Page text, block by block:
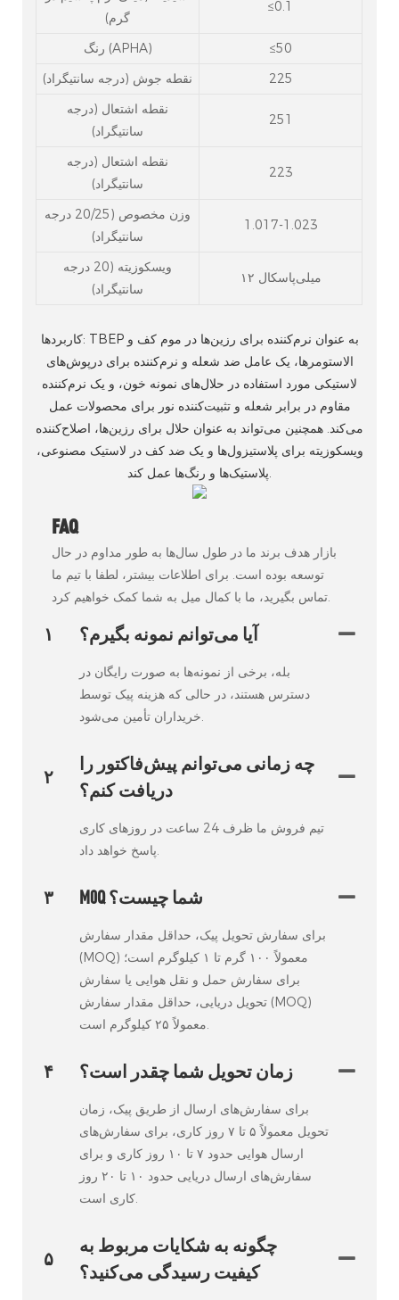
گرم)
≤0.1
رنگ (APHA)
≤50
نقطه جوش (درجه سانتیگراد)
225
نقطه اشتعال (درجه
سانتیگراد)
251
نقطه اشتعال (درجه
سانتیگراد)
223
وزن مخصوص (20/25 درجه
سانتیگراد)
1.017-1.023
ویسکوزیته (20 درجه
سانتیگراد)
۱۲ میلی‌پاسکال
کاربردها: TBEP به عنوان نرم‌کننده برای رزین‌ها در موم کف و
الاستومرها، یک عامل ضد شعله و نرم‌کننده برای درپوش‌های
لاستیکی مورد استفاده در حلال‌های نمونه خون، و یک نرم‌کننده
مقاوم در برابر شعله و تثبیت‌کننده نور برای محصولات عمل
می‌کند. همچنین می‌تواند به عنوان حلال برای رزین‌ها، اصلاح‌کننده
ویسکوزیته برای پلاستیزول‌ها و یک ضد کف در لاستیک مصنوعی،
پلاستیک‌ها و رنگ‌ها عمل کند.
FAQ
بازار هدف برند ما در طول سال‌ها به طور مداوم در حال
توسعه بوده است. برای اطلاعات بیشتر، لطفا با تیم ما
تماس بگیرید، ما با کمال میل به شما کمک خواهیم کرد.
۱ آیا می‌توانم نمونه بگیرم؟
بله، برخی از نمونه‌ها به صورت رایگان در
دسترس هستند، در حالی که هزینه پیک توسط
خریداران تأمین می‌شود.
۲
چه زمانی می‌توانم پیش‌فاکتور را
دریافت کنم؟
تیم فروش ما ظرف 24 ساعت در روزهای کاری
پاسخ خواهد داد.
۳ M0Q شما چیست؟
برای سفارش تحویل پیک، حداقل مقدار سفارش
(MOQ) معمولاً ۱۰۰ گرم تا ۱ کیلوگرم است؛
برای سفارش حمل و نقل هوایی یا سفارش
تحویل دریایی، حداقل مقدار سفارش (MOQ)
معمولاً ۲۵ کیلوگرم است.
۴ زمان تحویل شما چقدر است؟
برای سفارش‌های ارسال از طریق پیک، زمان
تحویل معمولاً ۵ تا ۷ روز کاری، برای سفارش‌های
ارسال هوایی حدود ۷ تا ۱۰ روز کاری و برای
سفارش‌های ارسال دریایی حدود ۱۰ تا ۲۰ روز
کاری است.
۵
چگونه به شکایات مربوط به
کیفیت رسیدگی می‌کنید؟